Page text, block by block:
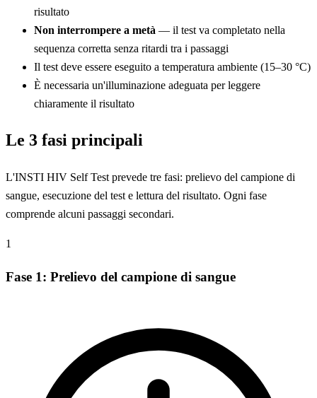
risultato
Non interrompere a metà — il test va completato nella
sequenza corretta senza ritardi tra i passaggi
Il test deve essere eseguito a temperatura ambiente (15–30 °C)
È necessaria un'illuminazione adeguata per leggere
chiaramente il risultato
Le 3 fasi principali
L'INSTI HIV Self Test prevede tre fasi: prelievo del campione di
sangue, esecuzione del test e lettura del risultato. Ogni fase
comprende alcuni passaggi secondari.
1
Fase 1: Prelievo del campione di sangue